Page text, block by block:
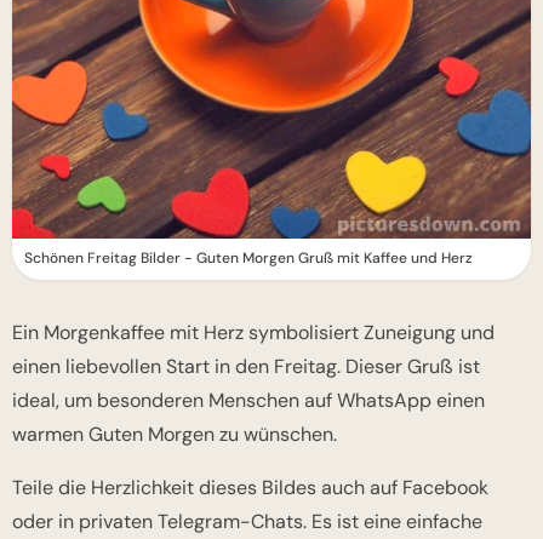
Schönen Freitag Bilder - Guten Morgen Gruß mit Kaffee und Herz
Ein Morgenkaffee mit Herz symbolisiert Zuneigung und
einen liebevollen Start in den Freitag. Dieser Gruß ist
ideal, um besonderen Menschen auf WhatsApp einen
warmen Guten Morgen zu wünschen.
Teile die Herzlichkeit dieses Bildes auch auf Facebook
oder in privaten Telegram-Chats. Es ist eine einfache